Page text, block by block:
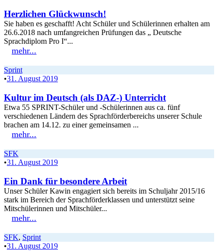
Herzlichen Glückwunsch!
Sie haben es geschafft! Acht Schüler und Schülerinnen erhalten am
26.6.2018 nach umfangreichen Prüfungen das „ Deutsche
Sprachdiplom Pro I“...
mehr...
Sprint
•31. August 2019
Kultur im Deutsch (als DAZ-) Unterricht
Etwa 55 SPRINT-Schüler und -Schülerinnen aus ca. fünf
verschiedenen Ländern des Sprachförderbereichs unserer Schule
brachen am 14.12. zu einer gemeinsamen ...
mehr...
SFK
•31. August 2019
Ein Dank für besondere Arbeit
Unser Schüler Kawin engagiert sich bereits im Schuljahr 2015/16
stark im Bereich der Sprachförderklassen und unterstützt seine
Mitschülerinnen und Mitschüler...
mehr...
SFK, Sprint
•31. August 2019